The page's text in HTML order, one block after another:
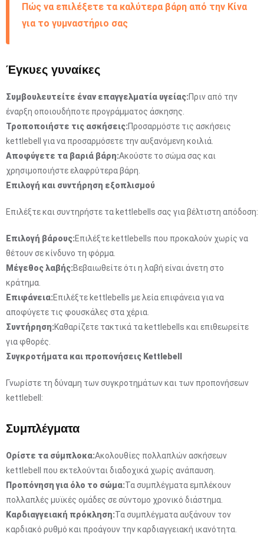
Πώς να επιλέξετε τα καλύτερα βάρη από την Κίνα
για το γυμναστήριο σας
Έγκυες γυναίκες
Συμβουλευτείτε έναν επαγγελματία υγείας:Πριν από την
έναρξη οποιουδήποτε προγράμματος άσκησης.
Τροποποιήστε τις ασκήσεις:Προσαρμόστε τις ασκήσεις
kettlebell για να προσαρμόσετε την αυξανόμενη κοιλιά.
Αποφύγετε τα βαριά βάρη:Ακούστε το σώμα σας και
χρησιμοποιήστε ελαφρύτερα βάρη.
Επιλογή και συντήρηση εξοπλισμού
Επιλέξτε και συντηρήστε τα kettlebells σας για βέλτιστη απόδοση:
Επιλογή βάρους:Επιλέξτε kettlebells που προκαλούν χωρίς να
θέτουν σε κίνδυνο τη φόρμα.
Μέγεθος λαβής:Βεβαιωθείτε ότι η λαβή είναι άνετη στο
κράτημα.
Επιφάνεια:Επιλέξτε kettlebells με λεία επιφάνεια για να
αποφύγετε τις φουσκάλες στα χέρια.
Συντήρηση:Καθαρίζετε τακτικά τα kettlebells και επιθεωρείτε
για φθορές.
Συγκροτήματα και προπονήσεις Kettlebell
Γνωρίστε τη δύναμη των συγκροτημάτων και των προπονήσεων
kettlebell:
Συμπλέγματα
Ορίστε τα σύμπλοκα:Ακολουθίες πολλαπλών ασκήσεων
kettlebell που εκτελούνται διαδοχικά χωρίς ανάπαυση.
Προπόνηση για όλο το σώμα:Τα συμπλέγματα εμπλέκουν
πολλαπλές μυϊκές ομάδες σε σύντομο χρονικό διάστημα.
Καρδιαγγειακή πρόκληση:Τα συμπλέγματα αυξάνουν τον
καρδιακό ρυθμό και προάγουν την καρδιαγγειακή ικανότητα.